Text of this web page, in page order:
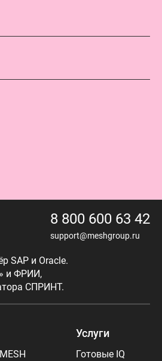
8 800 600 63 42
support@meshgroup.ru
SAP и Oracle.
и ФРИИ,
СПРИНТ.
Услуги
Готовые IQ